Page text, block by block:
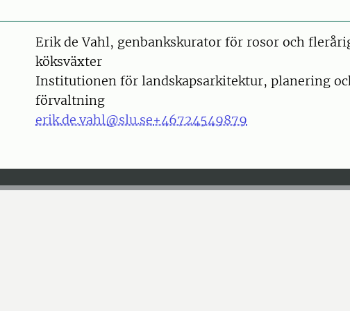
PersonErik de Vahl, genbankskurator för rosor och
köksväxter
Institutionen för landskapsarkitektur, planering
förvaltning
erik.de.vahl@slu.se+46724549879